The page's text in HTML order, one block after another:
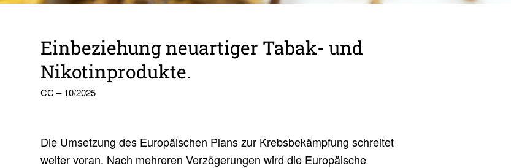
Einbeziehung neuartiger Tabak- und
Nikotinprodukte.
CC – 10/2025
Die Umsetzung des Europäischen Plans zur Krebsbekämpfung schreitet
weiter voran. Nach mehreren Verzögerungen wird die Europäische